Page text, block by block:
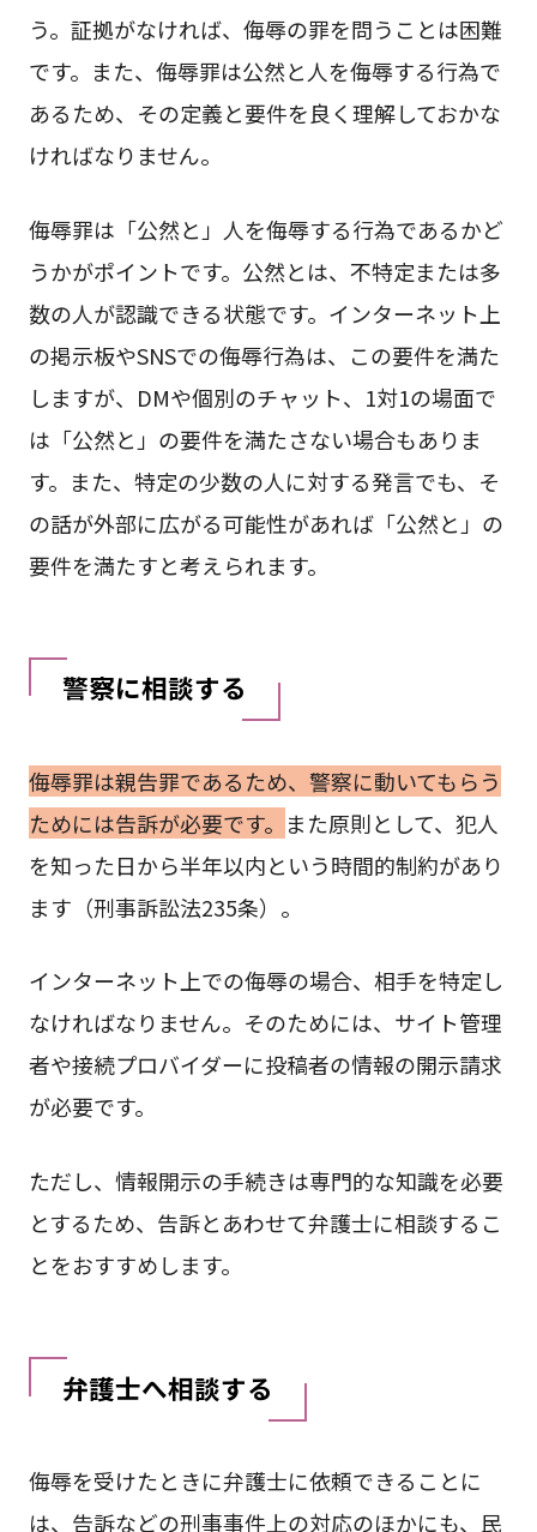
う。証拠がなければ、侮辱の罪を問うことは困難
です。また、侮辱罪は公然と人を侮辱する行為で
あるため、その定義と要件を良く理解しておかな
ければなりません。
侮辱罪は「公然と」人を侮辱する行為であるかど
うかがポイントです。公然とは、不特定または多
数の人が認識できる状態です。インターネット上
の掲示板やSNSでの侮辱行為は、この要件を満た
しますが、DMや個別のチャット、1対1の場面で
は「公然と」の要件を満たさない場合もありま
す。また、特定の少数の人に対する発言でも、そ
の話が外部に広がる可能性があれば「公然と」の
要件を満たすと考えられます。
警察に相談する
侮辱罪は親告罪であるため、警察に動いてもらう
ためには告訴が必要です。 また原則として、犯人
を知った日から半年以内という時間的制約があり
ます（刑事訴訟法235条）。
インターネット上での侮辱の場合、相手を特定し
なければなりません。そのためには、サイト管理
者や接続プロバイダーに投稿者の情報の開示請求
が必要です。
ただし、情報開示の手続きは専門的な知識を必要
とするため、告訴とあわせて弁護士に相談するこ
とをおすすめします。
弁護士へ相談する
侮辱を受けたときに弁護士に依頼できることに
は、告訴などの刑事事件上の対応のほかにも、民